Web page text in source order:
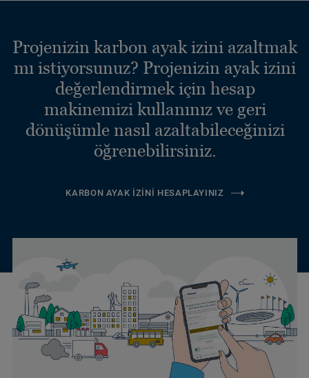
Projenizin karbon ayak izini azaltmak
mı istiyorsunuz? Projenizin ayak izini
değerlendirmek için hesap
makinemizi kullanınız ve geri
dönüşümle nasıl azaltabileceğinizi
öğrenebilirsiniz.
KARBON AYAK İZINI HESAPLAYINIZ